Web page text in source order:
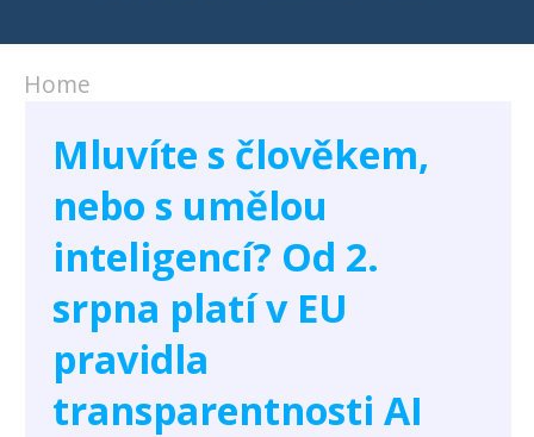
Home
Mluvíte s člověkem,
nebo s umělou
inteligencí? Od 2.
srpna platí v EU
pravidla
transparentnosti AI